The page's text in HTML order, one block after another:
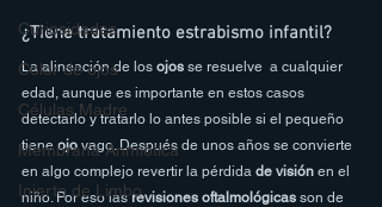
Curiosidades
Color de ojos
Células Madre
Membrana Anmiótica
Injerto de Limbo
¿Tiene tratamiento estrabismo infantil?
La alineación de los ojos se resuelve  a cualquier
edad, aunque es importante en estos casos
detectarlo y tratarlo lo antes posible si el pequeño
tiene ojo vago. Después de unos años se convierte
en algo complejo revertir la pérdida de visión en el
niño. Por eso las revisiones oftalmológicas son de